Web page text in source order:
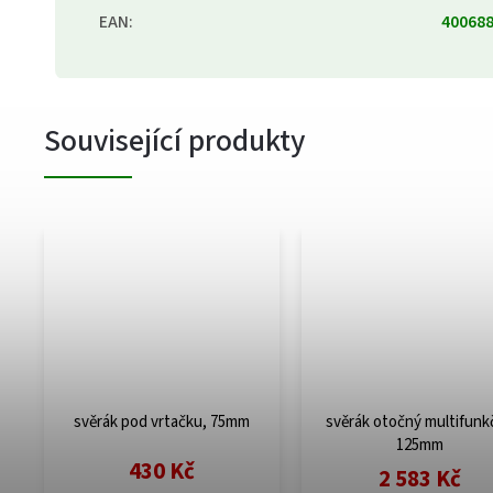
EAN:
Související produkty
svěrák pod vrtačku, 75mm
430 Kč
svěrák otočný
125mm
2 583 Kč